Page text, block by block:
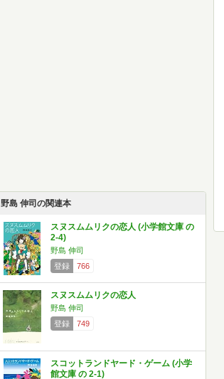
野島 伸司の関連本
スヌスムムリクの恋人 (小学館文庫 の
2-4)
野島 伸司
登録
766
スヌスムムリクの恋人
野島 伸司
登録
749
スコットランドヤード・ゲーム (小学
館文庫 の 2-1)